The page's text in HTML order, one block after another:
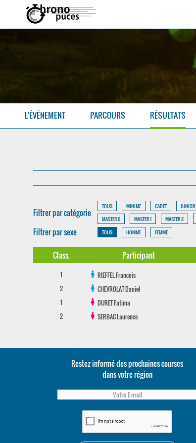
L'ÉVÉNEMENT PARCOURS RÉSULTATS
Filtrer par catégorie
TOUS MINIME CADET JUNIOR
MASTER 0
MASTER 1 MASTER 2
Filtrer par sexe TOUS HOMME FEMME
Class. Participant
1 RIEFFELFrancois
2
CHEVROLATDaniel
1
DURETFatima
2
SERBACLaurence
Restez informé des prochaines courses
dans votre région